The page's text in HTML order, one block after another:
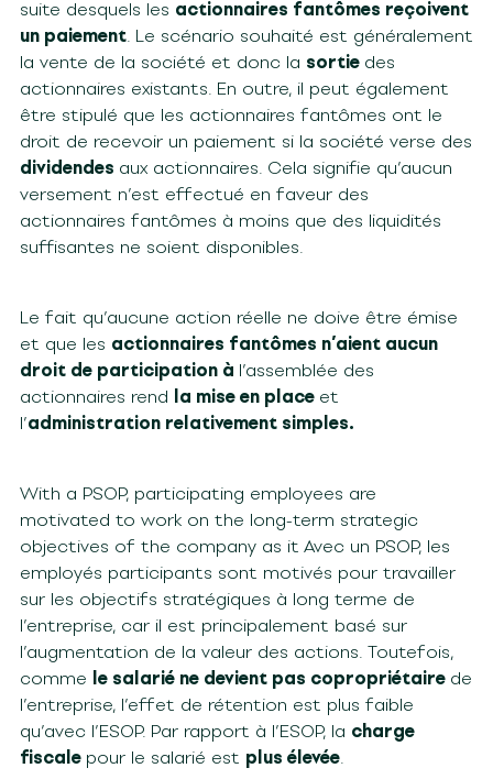
suite desquels les actionnaires fantômes reçoivent
un paiement. Le scénario souhaité est généralement
la vente de la société et donc la sortie des
actionnaires existants. En outre, il peut également
être stipulé que les actionnaires fantômes ont le
droit de recevoir un paiement si la société verse des
dividendes aux actionnaires. Cela signifie qu’aucun
versement n’est effectué en faveur des
actionnaires fantômes à moins que des liquidités
suffisantes ne soient disponibles.
Le fait qu’aucune action réelle ne doive être émise
et que les actionnaires fantômes n’aient aucun
droit de participation à l’assemblée des
actionnaires rend
la mise en place et
l’administration relativement simples.
With a PSOP, participating employees are
motivated to work on the long-term strategic
objectives of the company as it Avec un PSOP, les
employés participants sont motivés pour travailler
sur les objectifs stratégiques à long terme de
l’entreprise, car il est principalement basé sur
l’augmentation de la valeur des actions. Toutefois,
comme le salarié ne devient pas copropriétaire de
l’entreprise, l’effet de rétention est plus faible
qu’avec l’ESOP. Par rapport à l’ESOP, la charge
fiscale pour le salarié est plus élevée.